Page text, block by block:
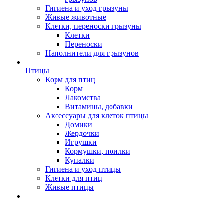
Гигиена и уход грызуны
Живые животные
Клетки, переноски грызуны
Клетки
Переноски
Наполнители для грызунов
Птицы
Корм для птиц
Корм
Лакомства
Витамины, добавки
Аксессуары для клеток птицы
Домики
Жердочки
Игрушки
Кормушки, поилки
Купалки
Гигиена и уход птицы
Клетки для птиц
Живые птицы